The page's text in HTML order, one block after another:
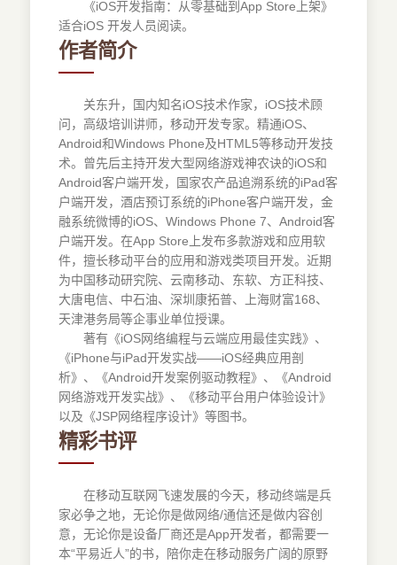
《iOS开发指南：从零基础到App Store上架》
适合iOS 开发人员阅读。
作者简介
关东升，国内知名iOS技术作家，iOS技术顾
问，高级培训讲师，移动开发专家。精通iOS、
Android和Windows Phone及HTML5等移动开发技
术。曾先后主持开发大型网络游戏神农诀的iOS和
Android客户端开发，国家农产品追溯系统的iPad客
户端开发，酒店预订系统的iPhone客户端开发，金
融系统微博的iOS、Windows Phone 7、Android客
户端开发。在App Store上发布多款游戏和应用软
件，擅长移动平台的应用和游戏类项目开发。近期
为中国移动研究院、云南移动、东软、方正科技、
大唐电信、中石油、深圳康拓普、上海财富168、
天津港务局等企事业单位授课。
著有《iOS网络编程与云端应用最佳实践》、
《iPhone与iPad开发实战——iOS经典应用剖
析》、《Android开发案例驱动教程》、《Android
网络游戏开发实战》、《移动平台用户体验设计》
以及《JSP网络程序设计》等图书。
精彩书评
在移动互联网飞速发展的今天，移动终端是兵
家必争之地，无论你是做网络/通信还是做内容创
意，无论你是设备厂商还是App开发者，都需要一
本“平易近人”的书，陪你走在移动服务广阔的原野